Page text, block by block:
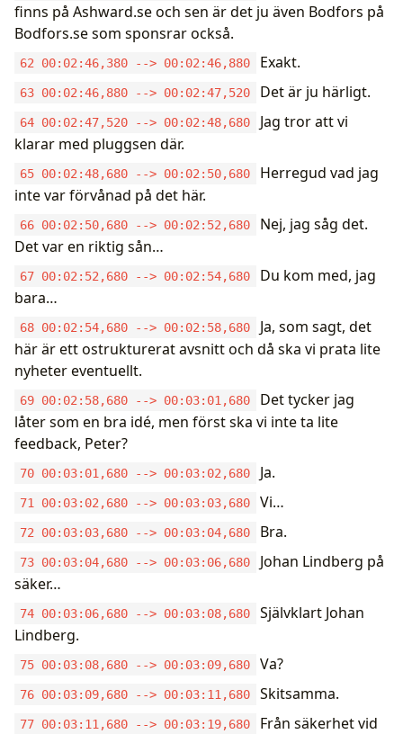
finns på Ashward.se och sen är det ju även Bodfors på
Bodfors.se som sponsrar också.
62 00:02:46,380 --> 00:02:46,880 Exakt.
63 00:02:46,880 --> 00:02:47,520 Det är ju härligt.
64 00:02:47,520 --> 00:02:48,680
Jag tror att vi
klarar med pluggsen där.
65 00:02:48,680 --> 00:02:50,680
Herregud vad jag
inte var förvånad på det här.
66 00:02:50,680 --> 00:02:52,680
Nej, jag såg det.
Det var en riktig sån…
67 00:02:52,680 --> 00:02:54,680
Du kom med, jag
bara…
68 00:02:54,680 --> 00:02:58,680
Ja, som sagt, det
här är ett ostrukturerat avsnitt och då ska vi prata lite
nyheter eventuellt.
69 00:02:58,680 --> 00:03:01,680
Det tycker jag
låter som en bra idé, men först ska vi inte ta lite
feedback, Peter?
70 00:03:01,680 --> 00:03:02,680 Ja.
71 00:03:02,680 --> 00:03:03,680 Vi…
72 00:03:03,680 --> 00:03:04,680 Bra.
73 00:03:04,680 --> 00:03:06,680
Johan Lindberg på
säker…
74 00:03:06,680 --> 00:03:08,680
Självklart Johan
Lindberg.
75 00:03:08,680 --> 00:03:09,680 Va?
76 00:03:09,680 --> 00:03:11,680 Skitsamma.
77 00:03:11,680 --> 00:03:19,680
Från säkerhet vid